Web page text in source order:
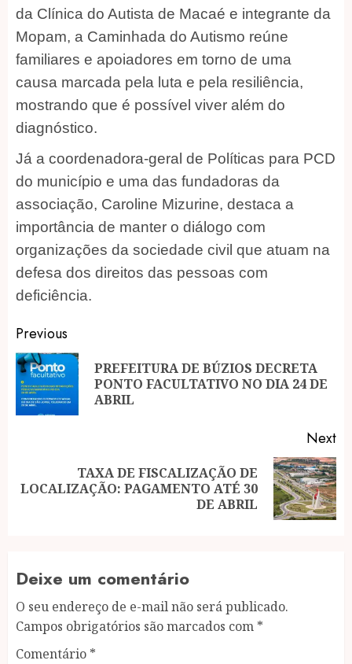
da Clínica do Autista de Macaé e integrante da
Mopam, a Caminhada do Autismo reúne
familiares e apoiadores em torno de uma
causa marcada pela luta e pela resiliência,
mostrando que é possível viver além do
diagnóstico.
Já a coordenadora-geral de Políticas para PCD
do município e uma das fundadoras da
associação, Caroline Mizurine, destaca a
importância de manter o diálogo com
organizações da sociedade civil que atuam na
defesa dos direitos das pessoas com
deficiência.
Post
navigation
Previous
PREFEITURA DE BÚZIOS DECRETA
PONTO FACULTATIVO NO DIA 24 DE
ABRIL
Next
Next
TAXA DE FISCALIZAÇÃO DE
LOCALIZAÇÃO: PAGAMENTO ATÉ 30
DE ABRIL
Deixe um comentário
O seu endereço de e-mail não será publicado.
Campos obrigatórios são marcados com *
Comentário *